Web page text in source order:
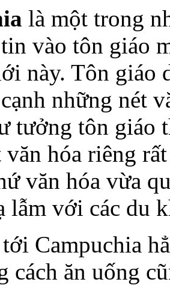
là một trong
vào tôn giáo
này. Tôn giáo
những nét
tưởng tôn giáo
hóa riêng
văn hóa vừa
lẫm với các du
Campuchia
cách ăn uống